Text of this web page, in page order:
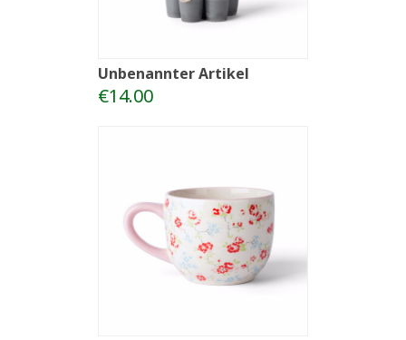
Unbenannter Artikel
€14.00